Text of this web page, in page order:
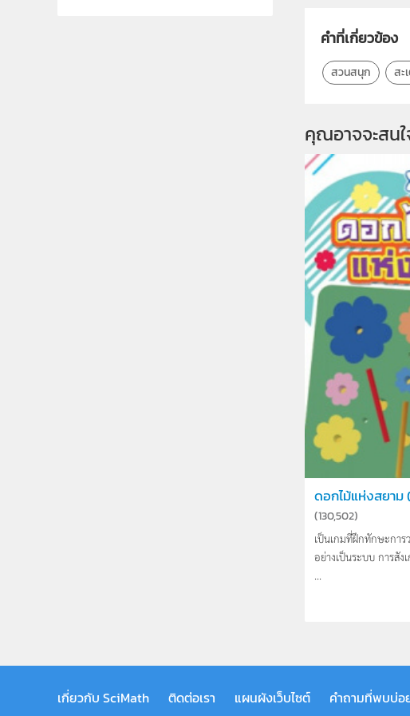
คำที่เกี่ยวข้อง
สวนสนุก สะ
คุณอาจจะสน
ดอกไม้แห่งสยา
(130,502)
เป็นเกมที่ฝึกทักษะการ
อย่างเป็นระบบ การสั
...
เกี่ยวกับ SciMath ติดต่อเรา แผนผังเว็บไซต์ คำถามที่พบบ่อ